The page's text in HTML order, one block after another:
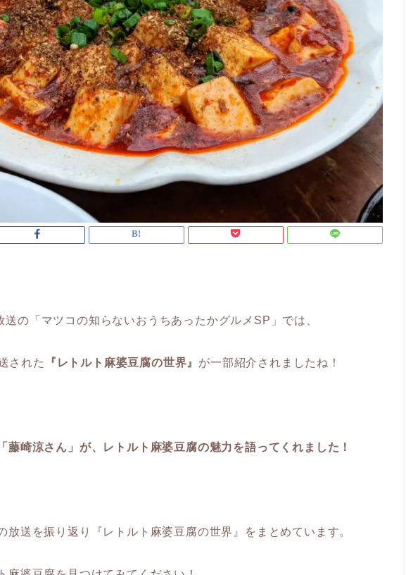
の「マツコの知らないおうちあったかグルメSP」では、
された 『レトルト麻婆豆腐の世界』 が一部紹介されましたね！
藤崎涼さん」が、レトルト麻婆豆腐の魅力を語ってくれました！
放送を振り返り『レトルト麻婆豆腐の世界』をまとめています。